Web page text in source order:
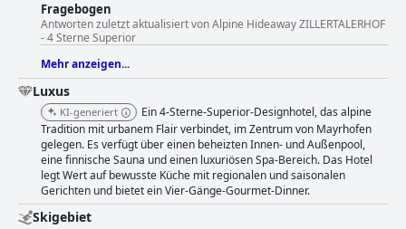
Fragebogen
Antworten zuletzt aktualisiert von Alpine Hideaway ZILLERTALERHOF
- 4 Sterne Superior
Mehr anzeigen...
Luxus
KI-generiert
Ein 4-Sterne-Superior-Designhotel, das alpine
Tradition mit urbanem Flair verbindet, im Zentrum von Mayrhofen
gelegen. Es verfügt über einen beheizten Innen- und Außenpool,
eine finnische Sauna und einen luxuriösen Spa-Bereich. Das Hotel
legt Wert auf bewusste Küche mit regionalen und saisonalen
Gerichten und bietet ein Vier-Gänge-Gourmet-Dinner.
Skigebiet